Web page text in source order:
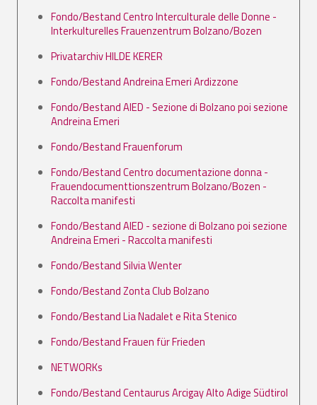
Fondo/Bestand Centro Interculturale delle Donne -
Interkulturelles Frauenzentrum Bolzano/Bozen
Privatarchiv HILDE KERER
Fondo/Bestand Andreina Emeri Ardizzone
Fondo/Bestand AIED - Sezione di Bolzano poi sezione
Andreina Emeri
Fondo/Bestand Frauenforum
Fondo/Bestand Centro documentazione donna -
Frauendocumenttionszentrum Bolzano/Bozen -
Raccolta manifesti
Fondo/Bestand AIED - sezione di Bolzano poi sezione
Andreina Emeri - Raccolta manifesti
Fondo/Bestand Silvia Wenter
Fondo/Bestand Zonta Club Bolzano
Fondo/Bestand Lia Nadalet e Rita Stenico
Fondo/Bestand Frauen für Frieden
NETWORKs
Fondo/Bestand Centaurus Arcigay Alto Adige Südtirol